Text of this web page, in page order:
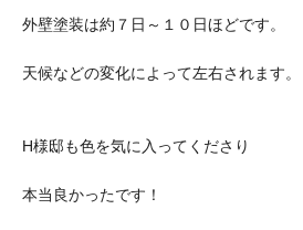
外壁塗装は約７日～１０日ほどです。
天候などの変化によって左右されます。
H様邸も色を気に入ってくださり
本当良かったです！